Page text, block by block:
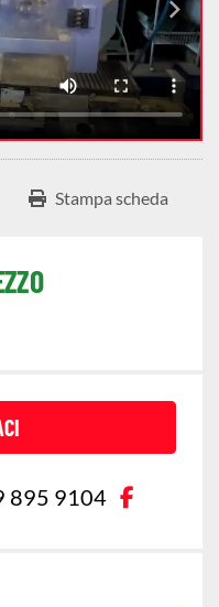
Stampa scheda
895 9104